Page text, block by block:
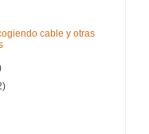
cable y otras